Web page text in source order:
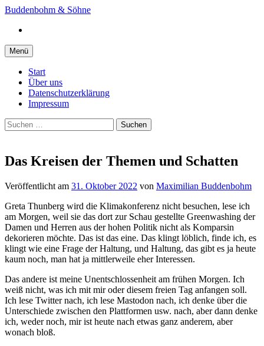
Springe
Inhalt
Buddenbohm & Söhne
Menü
Start
Über uns
Datenschutzerklärung
Impressum
Suchen
nach:
Das Kreisen der Themen und Schatten
Veröffentlicht am 31. Oktober 2022 von Maximilian Buddenbohm
Greta Thunberg wird die Klimakonferenz nicht besuchen, lese ich
am Morgen, weil sie das dort zur Schau gestellte Greenwashing der
Damen und Herren aus der hohen Politik nicht als Komparsin
dekorieren möchte. Das ist das eine. Das klingt löblich, finde ich, es
klingt wie eine Frage der Haltung, und Haltung, das gibt es ja heute
kaum noch, man hat ja mittlerweile eher Interessen.
Das andere ist meine Unentschlossenheit am frühen Morgen. Ich
weiß nicht, was ich mit mir oder diesem freien Tag anfangen soll.
Ich lese Twitter nach, ich lese Mastodon nach, ich denke über die
Unterschiede zwischen den Plattformen usw. nach, aber dann denke
ich, weder noch, mir ist heute nach etwas ganz anderem, aber
wonach bloß.